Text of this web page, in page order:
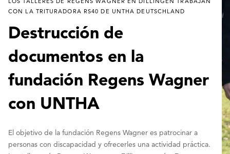
CON LA TRITURADORA RS40 DE UNTHA DEUTSCHLAND
Destrucción de
documentos en la
fundación Regens Wagner
con UNTHA
El objetivo de la fundación Regens Wagner es patrocinar a
personas con discapacidad y ofrecerles una actividad práctica.